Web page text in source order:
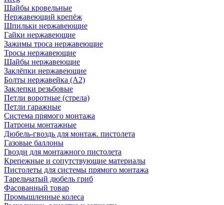
Шайбы кровельные
Нержавеющий крепёж
Шпильки нержавеющие
Гайки нержавеющие
Зажимы троса нержавеющие
Тросы нержавеющие
Шайбы нержавеющие
Заклёпки нержавеющие
Болты нержавейка (А2)
Заклепки резьбовые
Петли воротные (стрела)
Петли гаражные
Система прямого монтажа
Патроны монтажные
Дюбель-гвоздь для монтаж. пистолета
Газовые баллоны
Гвозди для монтажного пистолета
Крепежные и сопутствующие материалы
Пистолеты для системы прямого монтажа
Тарельчатый дюбель гриб
Фасованный товар
Промышленные колеса